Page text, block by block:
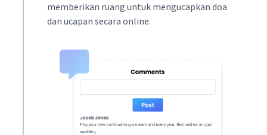
memberikan ruang untuk mengucapkan doa
dan ucapan secara online.